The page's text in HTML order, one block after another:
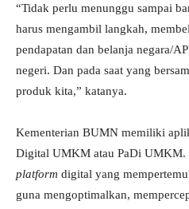
“Tidak perlu menunggu sampai
harus mengambil langkah,
pendapatan dan belanja negara/
negeri. Dan pada saat yang
produk kita,” katanya.
Kementerian BUMN memiliki
Digital UMKM atau PaDi UMKM.
platform digital yang
guna mengoptimalkan,